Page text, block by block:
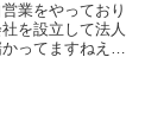
業をやっており
を設立して法人
ってますねえ